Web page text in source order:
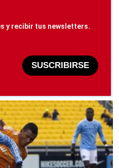
y recibir tus newsletters.
SUSCRIBIRSE